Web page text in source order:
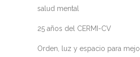
salud mental
25 años del CERMI-CV
Orden, luz y espacio para